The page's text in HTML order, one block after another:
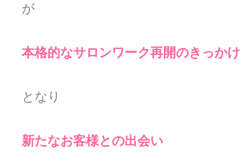
が
本格的なサロンワーク再開のきっかけ
となり
新たなお客様との出会い